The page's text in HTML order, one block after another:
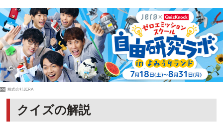
PR 株式会社JERA
クイズの解説